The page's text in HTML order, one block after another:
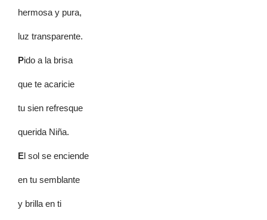
hermosa y pura,
luz transparente.
Pido a la brisa
que te acaricie
tu sien refresque
querida Niña.
El sol se enciende
en tu semblante
y brilla en ti